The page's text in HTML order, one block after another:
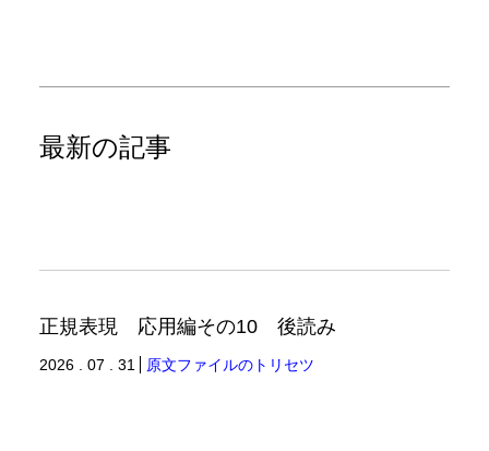
最新の記事
正規表現 応用編その10 後読み
2026 . 07 . 31 原文ファイルのトリセツ